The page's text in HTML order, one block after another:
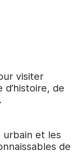
visiter
de
et les
de